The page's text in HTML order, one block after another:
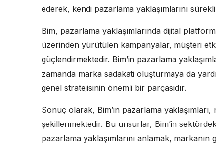
ederek, kendi pazarlama yaklaşımlarını
Bim, pazarlama yaklaşımlarında dijital
üzerinden yürütülen kampanyalar, müşteri
güçlendirmektedir. Bim’in pazarlama
zamanda marka sadakati oluşturmaya da
genel stratejisinin önemli bir parçasıdır.
Sonuç olarak, Bim’in pazarlama
şekillenmektedir. Bu unsurlar, Bim’in
pazarlama yaklaşımlarını anlamak,